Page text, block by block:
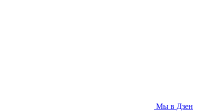
Мы в Дзен